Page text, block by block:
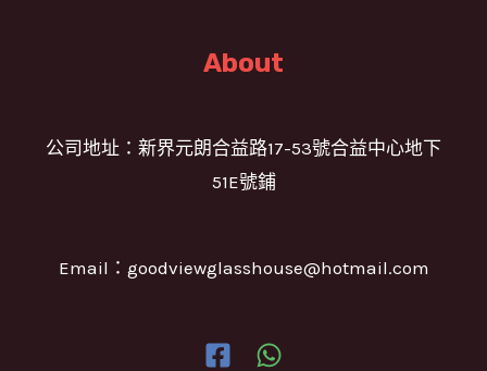
About
公司地址：新界元朗合益路17-53號合益中心地下
51E號鋪
Email：goodviewglasshouse@hotmail.com